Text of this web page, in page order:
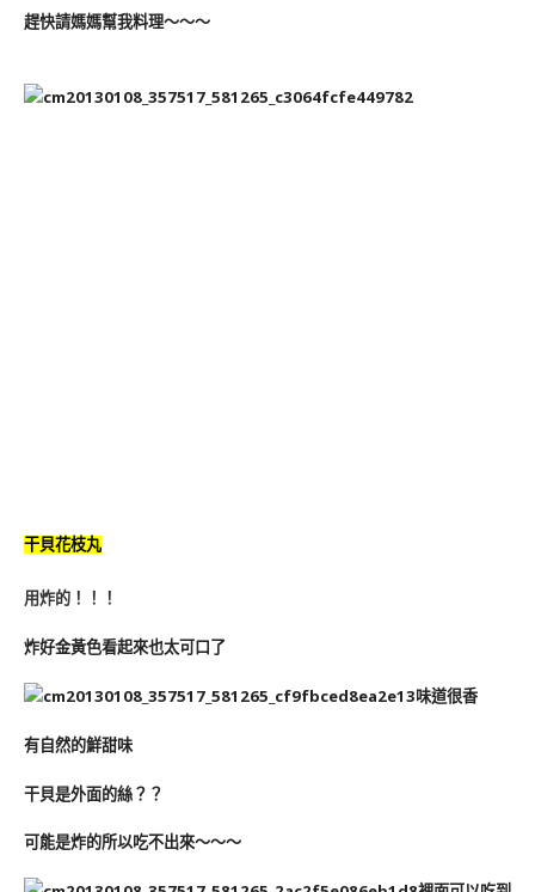
趕快請媽媽幫我料理～～～
干貝花枝丸
用炸的！！！
炸好金黃色看起來也太可口了
味道很香
有自然的鮮甜味
干貝是外面的絲？？
可能是炸的所以吃不出來～～～